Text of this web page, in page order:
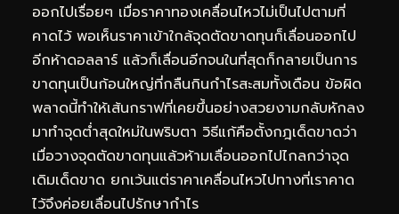
ออกไปเรื่อยๆ เมื่อราคาทองเคลื่อนไหวไม่เป็นไปตามที่
คาดไว้ พอเห็นราคาเข้าใกล้จุดตัดขาดทุนก็เลื่อนออกไป
อีกห้าดอลลาร์ แล้วก็เลื่อนอีกจนในที่สุดก็กลายเป็นการ
ขาดทุนเป็นก้อนใหญ่ที่กลืนกินกำไรสะสมทั้งเดือน ข้อผิด
พลาดนี้ทำให้เส้นกราฟที่เคยขึ้นอย่างสวยงามกลับหักลง
มาทำจุดต่ำสุดใหม่ในพริบตา วิธีแก้คือตั้งกฎเด็ดขาดว่า
เมื่อวางจุดตัดขาดทุนแล้วห้ามเลื่อนออกไปไกลกว่าจุด
เดิมเด็ดขาด ยกเว้นแต่ราคาเคลื่อนไหวไปทางที่เราคาด
ไว้จึงค่อยเลื่อนไปรักษากำไร